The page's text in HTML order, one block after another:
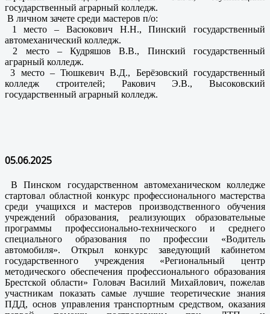
государственный аграрный колледж.
В личном зачете среди мастеров п/о:
1 место – Васюкович Н.Н., Пинский государственный
автомеханический колледж.
2 место – Кудряшов В.В., Пинский государственный
аграрный колледж.
3 место – Тюшкевич В.Д., Берёзовский государственный
колледж строителей; Ракович Э.В., Высоковский
государственный аграрный колледж.
05.06.2025
В Пинском государственном автомеханическом колледже
стартовал областной конкурс профессионального мастерства
среди учащихся и мастеров производственного обучения
учреждений образования, реализующих образовательные
программы профессионально-технического и среднего
специального образования по профессии «Водитель
автомобиля». Открыл конкурс заведующий кабинетом
государственного учреждения «Региональный центр
методического обеспечения профессионального образования
Брестской области» Головач Василий Михайлович, пожелав
участникам показать самые лучшие теоретические знания
ПДД, основ управления транспортным средством, оказания